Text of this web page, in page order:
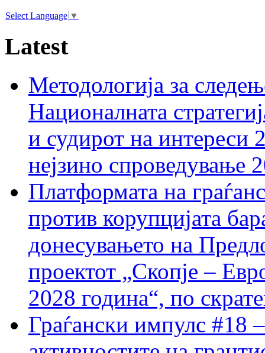
Select Language ▼
Latest
Методологија за
Националната
и судирот на интереси
нејзино спроведување
Платформата на
против корупцијата
донесувањето на
проектот „Скопје –
2028 година“, по
Граѓански импулс #18